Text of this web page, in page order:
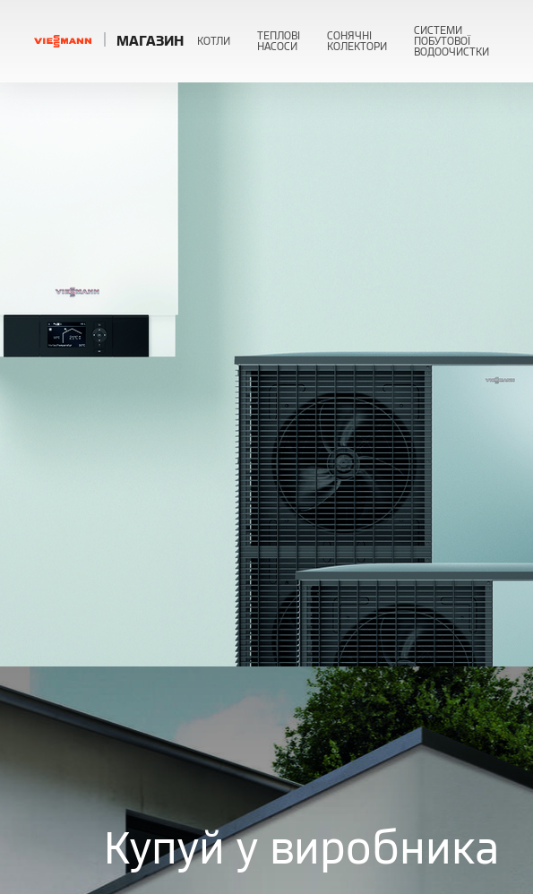
МАГАЗИН КОТЛИ ТЕПЛОВІ
НАСОСИ
СОНЯЧНІ
КОЛЕКТОРИ
СИСТЕМИ
ПОБУТОВОЇ
ВОДООЧИСТКИ
Купуй у виробника